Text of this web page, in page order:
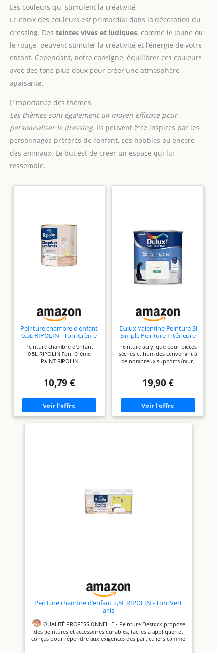
Les couleurs qui stimulent la créativité
Le choix des couleurs est primordial dans la décoration du
dressing. Des teintes vives et ludiques, comme le jaune ou
le rouge, peuvent stimuler la créativité et l’énergie de votre
enfant. Cependant, notre consigne, équilibrer ces couleurs
avec des tons plus doux pour créer une atmosphère
apaisante.
L’importance des thèmes
Les thèmes sont également un moyen efficace pour
personnaliser le dressing. Ils peuvent être inspirés par les
personnages préférés de l’enfant, ses hobbies ou encore
des animaux. Le but est de créer un espace qui lui
ressemble.
Peinture chambre d'enfant
0,5L RIPOLIN - Ton: Crème
Peinture chambre d'enfant
0,5L RIPOLIN Ton: Crème
PAINT RIPOLIN
10,79 €
Dulux Valentine Peinture Si
Simple Peinture Intérieure
Toutes Pièces - Peinture
Mur et Plafond, Porte et
Plinthe - Couleur : Le Blanc
- 0,5 L
Peinture acrylique pour pièces
sèches et humides convenant à
de nombreux supports (mur,
ciment, bois, papier peint,
directement sans sous-couche
ni dilution préalable, Haut
pouvoir couvrant en 2 couches
seulement, Application au
sans odeur désagréable
Contenu : 1 x Peinture Dulux
Valentine Si Simple, Couleur :
Le Blanc, Aspect : Satin,
19,90 €
Peinture chambre d'enfant 2,5L RIPOLIN - Ton: Vert
anis
QUALITÉ PROFESSIONNELLE - Peinture Destock propose
des peintures et accessoires durables, faciles à appliquer et
conçus pour répondre aux exigences des particuliers comme